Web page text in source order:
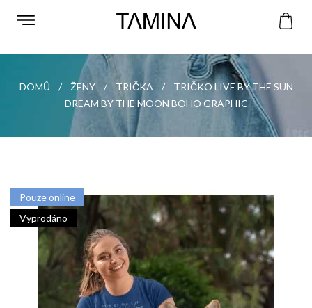
DOMŮ ŽENY TRIČKA
TRIČKO LIVE BY THE SUN
DREAM BY THE MOON BOHO GRAPHIC
Pouze online
Vyprodáno